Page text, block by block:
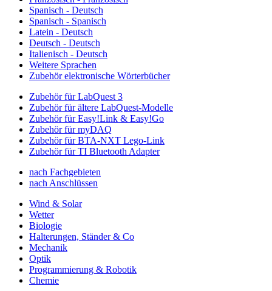
Spanisch - Deutsch
Spanisch - Spanisch
Latein - Deutsch
Deutsch - Deutsch
Italienisch - Deutsch
Weitere Sprachen
Zubehör elektronische Wörterbücher
Zubehör für LabQuest 3
Zubehör für ältere LabQuest-Modelle
Zubehör für Easy!Link & Easy!Go
Zubehör für myDAQ
Zubehör für BTA-NXT Lego-Link
Zubehör für TI Bluetooth Adapter
nach Fachgebieten
nach Anschlüssen
Wind & Solar
Wetter
Biologie
Halterungen, Ständer & Co
Mechanik
Optik
Programmierung & Robotik
Chemie